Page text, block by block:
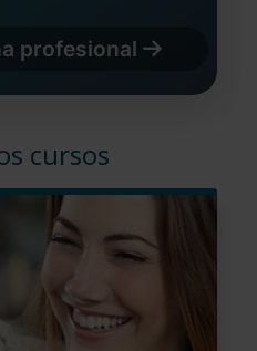
profesional
cursos